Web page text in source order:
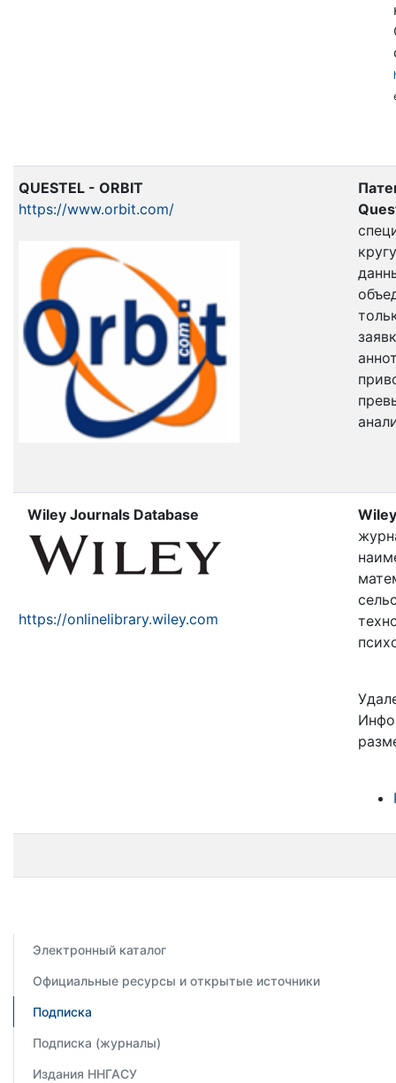
QUESTEL - ORBIT
https://www.orbit.com/
Wiley Journals Database
https://onlinelibrary.wiley.com
Электронный каталог
Официальные ресурсы и открытые источники
Подписка
Подписка (журналы)
Издания ННГАСУ